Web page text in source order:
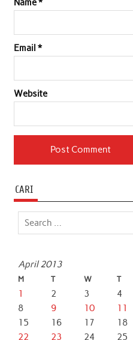
Name*
Email *
Website
CARI
April 2013
M T W T
1 2 3 4
8
9 10 11
15
16 17 18
22
23 24 25